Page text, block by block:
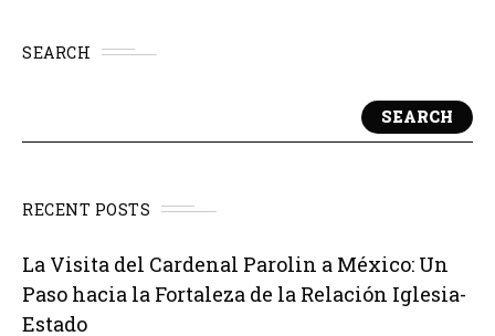
SEARCH
SEARCH
RECENT POSTS
La Visita del Cardenal Parolin a México: Un
Paso hacia la Fortaleza de la Relación Iglesia-
Estado